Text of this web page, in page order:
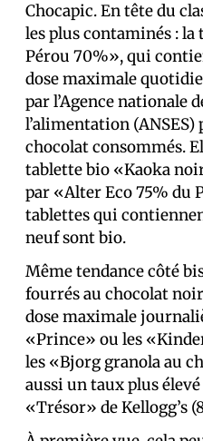
Chocapic. En tête du
les plus contaminés :
Pérou 70%», qui
dose maximale
par l’Agence nationale
l’alimentation
chocolat consommés.
tablette bio «Kaoka
par «Alter Eco 75% du
tablettes qui
neuf sont bio.
Même tendance côté
fourrés au chocolat
dose maximale
«Prince» ou les
les «Bjorg granola au
aussi un taux plus
«Trésor» de Kellogg’s